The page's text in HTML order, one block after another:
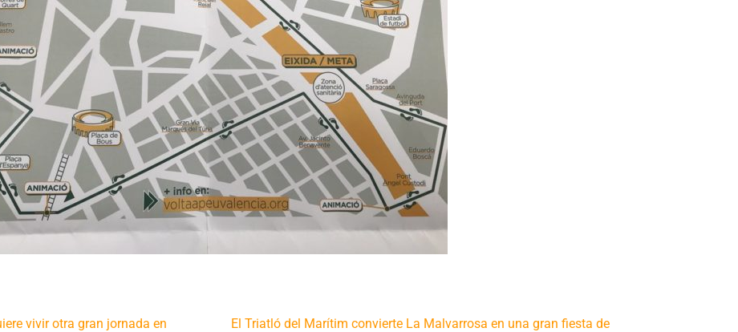
vivir otra gran jornada en
El Triatló del Marítim convierte La Malvarrosa en una gran fiesta de